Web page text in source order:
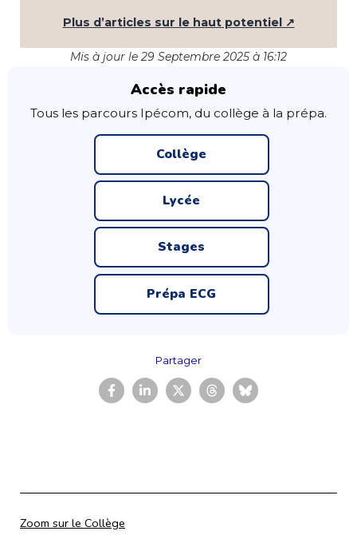
Plus d’articles sur le haut potentiel ↗
Mis à jour le 29 Septembre 2025 à 16:12
Accès rapide
Tous les parcours Ipécom, du collège à la prépa.
Collège
Lycée
Stages
Prépa ECG
Partager
Catégorisé
Zoom sur le Collège